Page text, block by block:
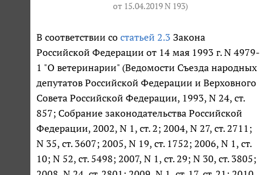
от 15.04.2019 N 193)
В соответствии со статьей 2.3 Закона
Российской Федерации от 14 мая 1993 г. N 4979-
1 "О ветеринарии" (Ведомости Съезда народных
депутатов Российской Федерации и Верховного
Совета Российской Федерации, 1993, N 24, ст.
857; Собрание законодательства Российской
Федерации, 2002, N 1, ст. 2; 2004, N 27, ст. 2711;
N 35, ст. 3607; 2005, N 19, ст. 1752; 2006, N 1, ст.
10; N 52, ст. 5498; 2007, N 1, ст. 29; N 30, ст. 3805;